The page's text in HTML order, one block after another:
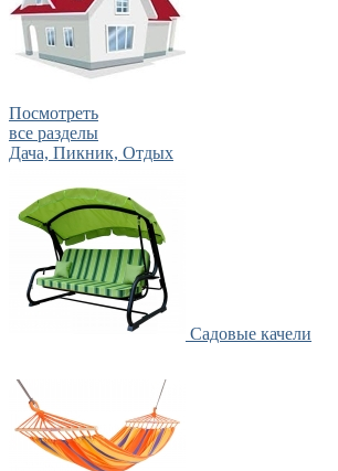
Посмотреть
все разделы
Дача, Пикник, Отдых
Садовые качели